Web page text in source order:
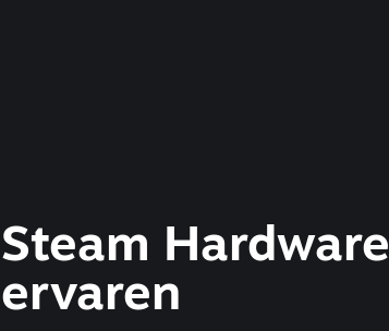
Steam Hardware
ervaren